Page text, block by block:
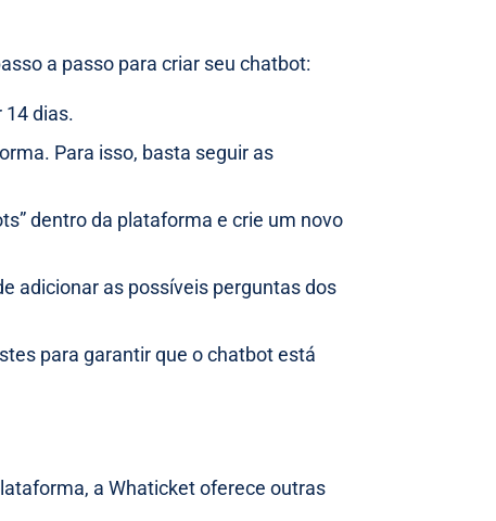
a passo para criar seu chatbot:
14 dias.
Para isso, basta seguir as
dentro da plataforma e crie um novo
adicionar as possíveis perguntas dos
para garantir que o chatbot está
a Whaticket oferece outras